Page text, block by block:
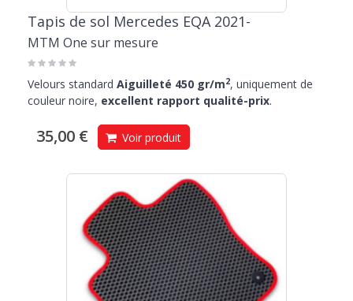
Tapis de sol Mercedes EQA 2021-
MTM One sur mesure
Velours standard Aiguilleté 450 gr/m2, uniquement de
couleur noire, excellent rapport qualité-prix.
35,00 € Voir produit